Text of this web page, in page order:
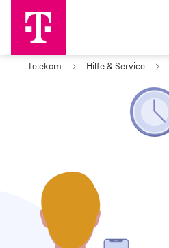
Telekom Hilfe & Service